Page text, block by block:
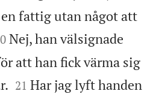
fattig utan något att
Nej, han välsignade
att han fick värma sig


21 Har jag lyft handen